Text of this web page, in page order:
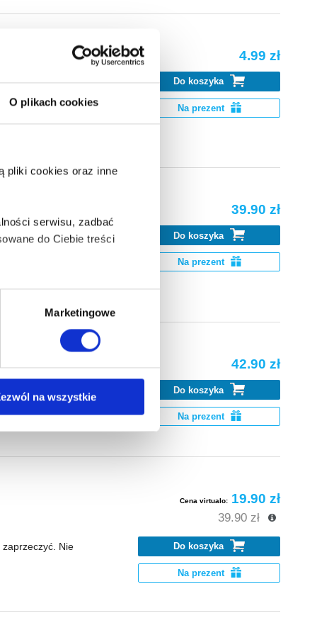
O plikach cookies
pliki cookies oraz inne
serwisu, zadbać
do Ciebie treści
także takie, które wymagają
Marketingowe
na wszystkie
szkoły.
4.99 zł
Do koszyka
Na prezent
39.90 zł
Do koszyka
Na prezent
dnia na dzień
42.90 zł
Do koszyka
Na prezent
Nie
Cena virtualo: 19.90 zł
39.90 zł
Do koszyka
Na prezent